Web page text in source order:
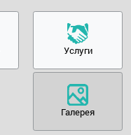
Услуги
Галерея